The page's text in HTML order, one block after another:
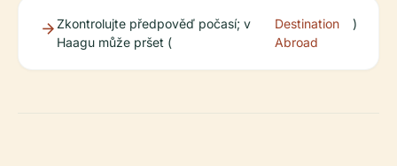
Zkontrolujte předpověď počasí; v
Haagu může pršet (
Destination
Abroad
)